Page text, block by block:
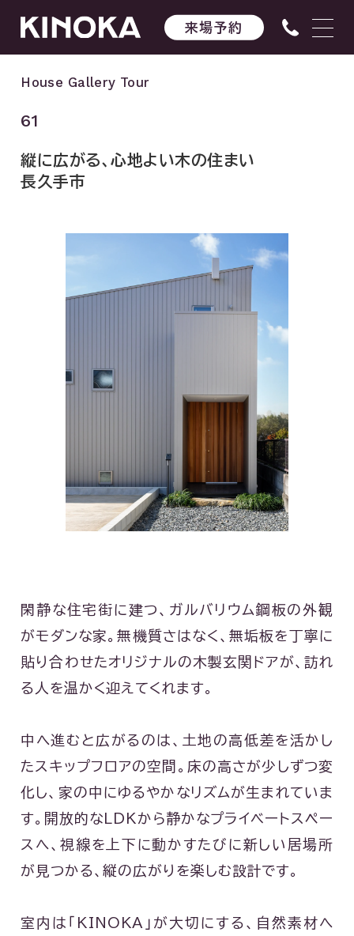
来場予約
House Gallery Tour
61
縦に広がる、心地よい木の住まい
長久手市
閑静な住宅街に建つ、ガルバリウム鋼板の外観
がモダンな家。無機質さはなく、無垢板を丁寧に
貼り合わせたオリジナルの木製玄関ドアが、訪れ
る人を温かく迎えてくれます。
中へ進むと広がるのは、土地の高低差を活かし
たスキップフロアの空間。床の高さが少しずつ変
化し、家の中にゆるやかなリズムが生まれていま
す。開放的なLDKから静かなプライベートスペー
スへ、視線を上下に動かすたびに新しい居場所
が見つかる、縦の広がりを楽しむ設計です。
室内は「KINOKA」が大切にする、自然素材へ